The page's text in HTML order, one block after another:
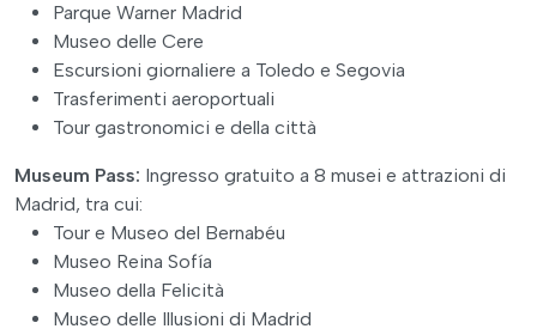
Parque Warner Madrid
Museo delle Cere
Escursioni giornaliere a Toledo e Segovia
Trasferimenti aeroportuali
Tour gastronomici e della città
Museum Pass: Ingresso gratuito a 8 musei e attrazioni di
Madrid, tra cui:
Tour e Museo del Bernabéu
Museo Reina Sofía
Museo della Felicità
Museo delle Illusioni di Madrid